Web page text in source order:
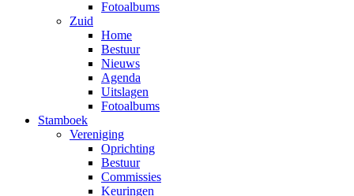
Fotoalbums
Zuid
Home
Bestuur
Nieuws
Agenda
Uitslagen
Fotoalbums
Stamboek
Vereniging
Oprichting
Bestuur
Commissies
Keuringen